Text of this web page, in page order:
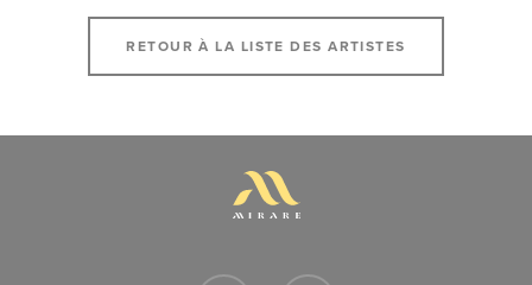
RETOUR À LA LISTE DES ARTISTES